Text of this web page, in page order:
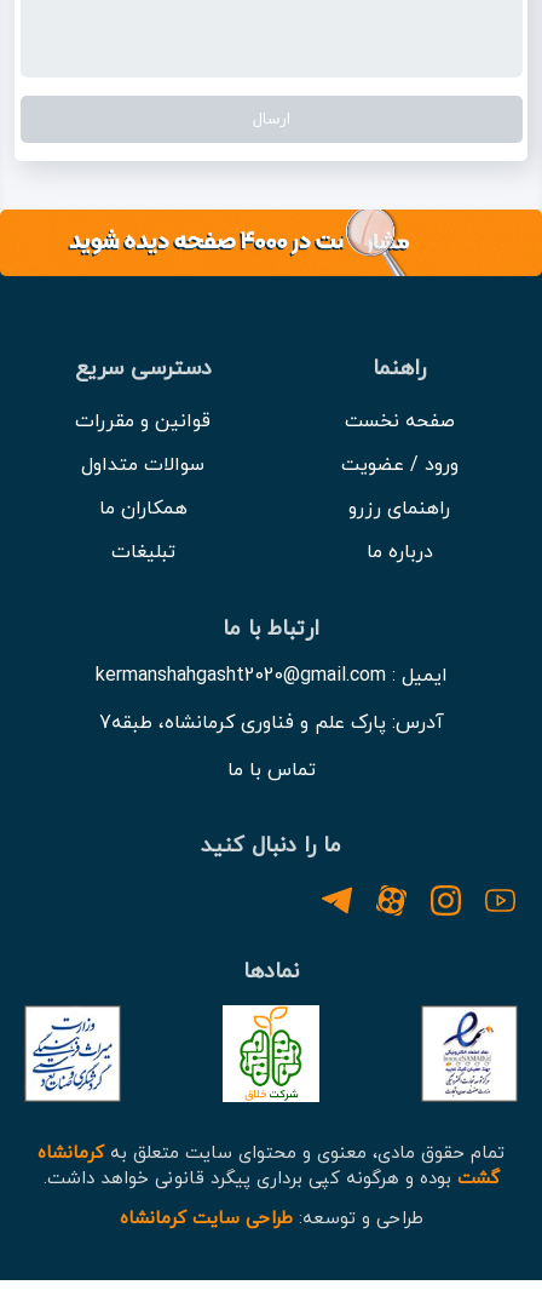
راهنما
صفحه نخست
ورود / عضویت
راهنمای رزرو
درباره ما
دسترسی سریع
قوانین و مقررات
سوالات متداول
همکاران ما
تبلیغات
ارتباط با ما
ایمیل : kermanshahgasht2020@gmail.com
آدرس: پارک علم و فناوری کرمانشاه، طبقه7
تماس با ما
ما را دنبال کنید
نمادها
تمام حقوق مادی، معنوی و محتوای سایت متعلق بهکرمانشاه
گشت بوده و هرگونه کپی برداری پیگرد قانونی خواهد داشت.
طراحی و توسعه:طراحی سایت کرمانشاه